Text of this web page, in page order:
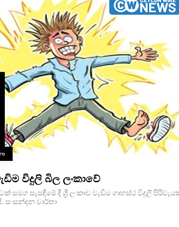
විදුලි බිල ලංකාවේ
සැසඳීමේ දී ශ්‍රී ලංකාව වැඩිම ගෘහස්ථ විදුලි
සංසන්දන වාර්තා